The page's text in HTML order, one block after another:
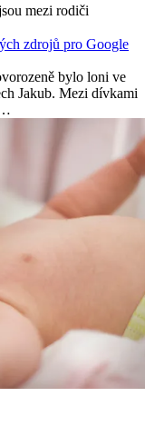
mezi rodiči
zdrojů pro Google
bylo loni ve
Jakub. Mezi dívkami